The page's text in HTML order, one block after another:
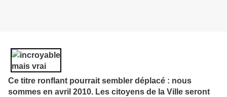
Ce titre ronflant pourrait sembler déplacé : nous
sommes en avril 2010. Les citoyens de la Ville seront